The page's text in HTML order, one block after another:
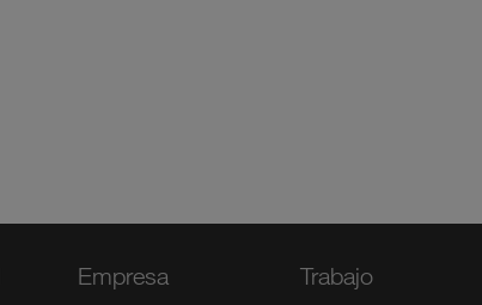
Empresa Trabajo